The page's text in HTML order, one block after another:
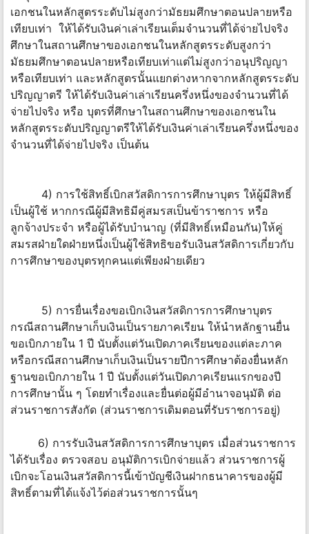
เอกชนในหลักสูตรระดับไม่สูงกว่ามัธยมศึกษาตอนปลายหรือ
เทียบเท่า ให้ได้รับเงินค่าเล่าเรียนเต็มจำนวนที่ได้จ่ายไปจริง
ศึกษาในสถานศึกษาของเอกชนในหลักสูตรระดับสูงกว่า
มัธยมศึกษาตอนปลายหรือเทียบเท่าแต่ไม่สูงกว่าอนุปริญญา
หรือเทียบเท่า และหลักสูตรนั้นแยกต่างหากจากหลักสูตรระดับ
ปริญญาตรี ให้ได้รับเงินค่าเล่าเรียนครึ่งหนึ่งของจำนวนที่ได้
จ่ายไปจริง หรือ บุตรที่ศึกษาในสถานศึกษาของเอกชนใน
หลักสูตรระดับปริญญาตรีให้ได้รับเงินค่าเล่าเรียนครึ่งหนึ่งของ
จำนวนที่ได้จ่ายไปจริง เป็นต้น
4) การใช้สิทธิ์เบิกสวัสดิการการศึกษาบุตร ให้ผู้มีสิทธิ์
เป็นผู้ใช้ หากกรณีผู้มีสิทธิมีคู่สมรสเป็นข้าราชการ หรือ
ลูกจ้างประจำ หรือผู้ได้รับบำนาญ (ที่มีสิทธิ์เหมือนกัน)ให้คู่
สมรสฝ่ายใดฝ่ายหนึ่งเป็นผู้ใช้สิทธิขอรับเงินสวัสดิการเกี่ยวกับ
การศึกษาของบุตรทุกคนแต่เพียงฝ่ายเดียว
5) การยื่นเรื่องขอเบิกเงินสวัสดิการการศึกษาบุตร
กรณีสถานศึกษาเก็บเงินเป็นรายภาคเรียน ให้นำหลักฐานยื่น
ขอเบิกภายใน 1 ปี นับตั้งแต่วันเปิดภาคเรียนของแต่ละภาค
หรือกรณีสถานศึกษาเก็บเงินเป็นรายปีการศึกษาต้องยื่นหลัก
ฐานขอเบิกภายใน 1 ปี นับตั้งแต่วันเปิดภาคเรียนแรกของปี
การศึกษานั้น ๆ โดยทำเรื่องและยื่นต่อผู้มีอำนาจอนุมัติ ต่อ
ส่วนราชการสังกัด (ส่วนราชการเดิมตอนที่รับราชการอยู่)
6) การรับเงินสวัสดิการการศึกษาบุตร เมื่อส่วนราชการ
ได้รับเรื่อง ตรวจสอบ อนุมัติการเบิกจ่ายแล้ว ส่วนราชการผู้
เบิกจะโอนเงินสวัสดิการนี้เข้าบัญชีเงินฝากธนาคารของผู้มี
สิทธิ์ตามที่ได้แจ้งไว้ต่อส่วนราชการนั้นๆ